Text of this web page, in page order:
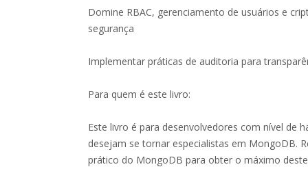
Domine RBAC, gerenciamento de usuários e
segurança
Implementar práticas de auditoria para
Para quem é este livro:
Este livro é para desenvolvedores com nível de
desejam se tornar especialistas em MongoDB.
prático do MongoDB para obter o máximo